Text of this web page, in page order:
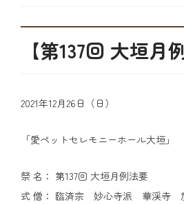
【第137回 大垣月
2021年12月26日（日）
「愛ペットセレモニーホール大垣」
祭 名： 第137回 大垣月例法要
式 僧： 臨済宗 妙心寺派 華渓寺